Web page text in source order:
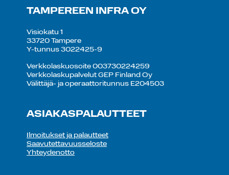
TAMPEREEN INFRA OY
Visiokatu 1
33720 Tampere
Y-tunnus 3022425-9
Verkkolaskuosoite 003730224259
Verkkolaskupalvelut GEP Finland Oy
Välittäjä- ja operaattoritunnus E204503
ASIAKASPALAUTTEET
Ilmoitukset ja palautteet
Saavutettavuusseloste
Yhteydenotto